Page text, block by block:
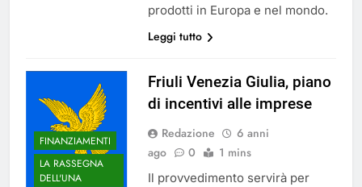
prodotti in Europa e nel mondo.
Leggi tutto
FINANZIAMENTI
LA RASSEGNA
DELL'UNA
Friuli Venezia Giulia, piano
di incentivi alle imprese
Redazione
6 anni
ago
0 1 mins
Il provvedimento servirà per